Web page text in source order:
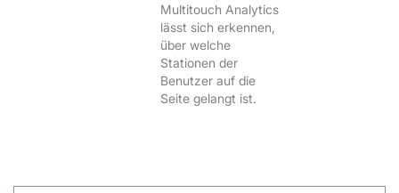
Multitouch Analytics
lässt sich erkennen,
über welche
Stationen der
Benutzer auf die
Seite gelangt ist.